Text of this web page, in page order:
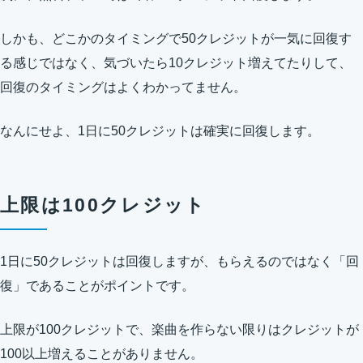
しかも、どこかのタイミングで50クレジットが一気に回復す
る感じではなく、気づいたら10クレジット増えてたりして、
回復のタイミングはよくわかってません。
なんにせよ、1日に50クレジットは確実に回復します。
上限は100クレジット
1日に50クレジットは回復しますが、もらえるのではなく「回
復」であることがポイントです。
上限が100クレジットで、楽曲を作らない限りはクレジットが
100以上増えることがありません。